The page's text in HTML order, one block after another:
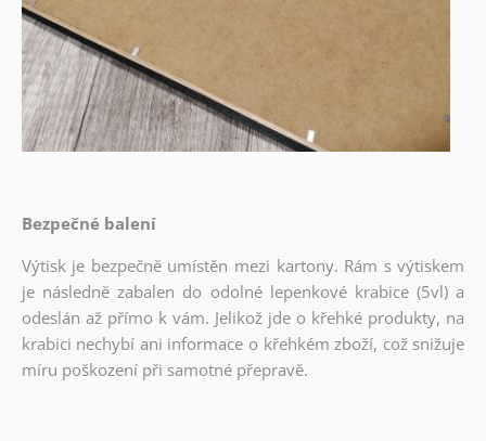
Bezpečné balení
Výtisk je bezpečně umístěn mezi kartony. Rám s výtiskem
je následně zabalen do odolné lepenkové krabice (5vl) a
odeslán až přímo k vám. Jelikož jde o křehké produkty, na
krabici nechybí ani informace o křehkém zboží, což snižuje
míru poškození při samotné přepravě.